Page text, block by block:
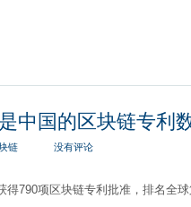
中国的区块链专利
链 没有评论
得790项区块链专利批准，排名全球